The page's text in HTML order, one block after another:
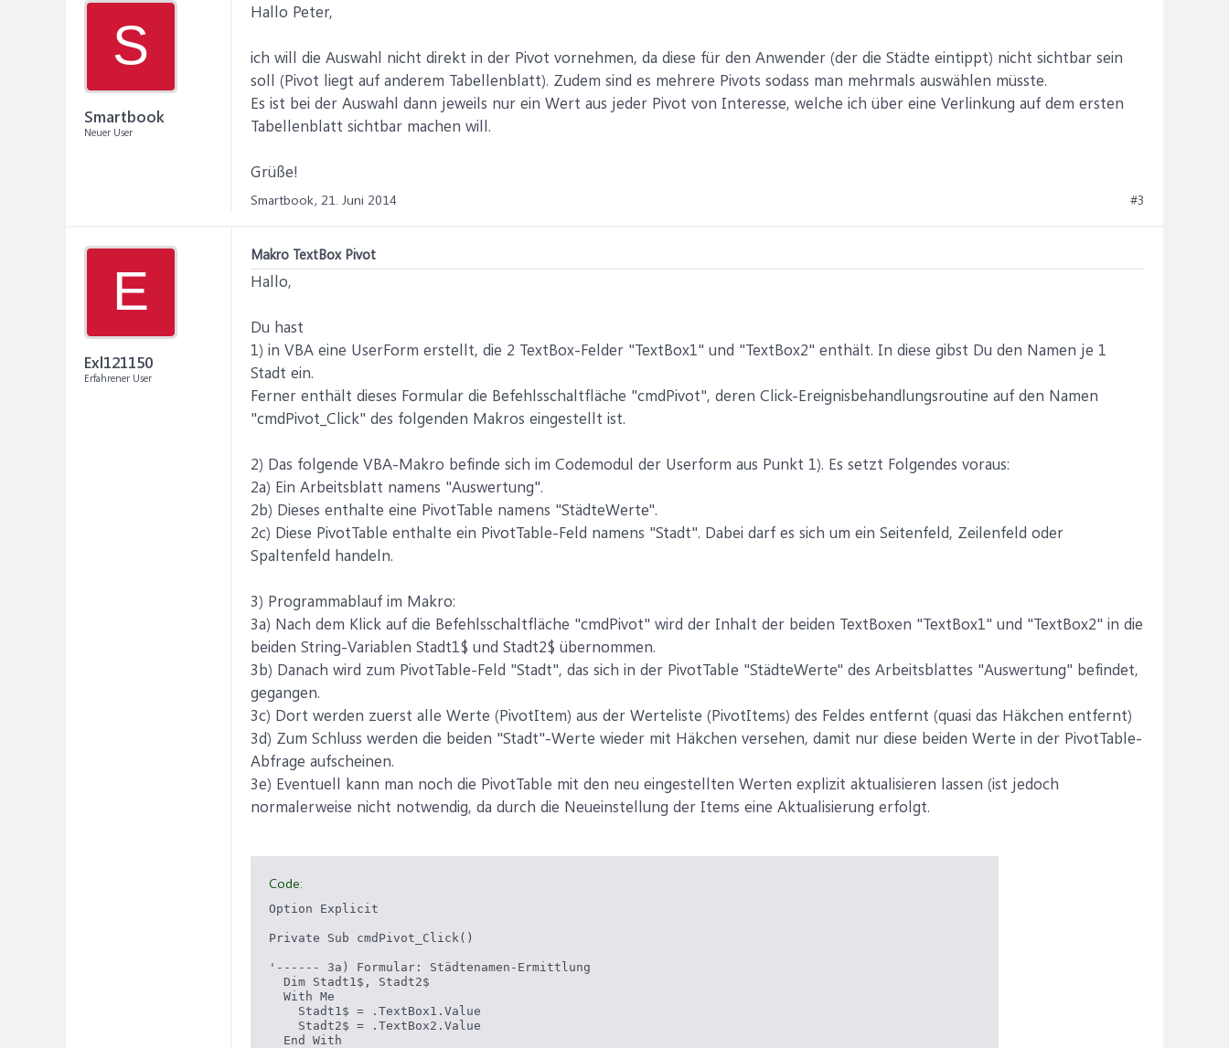
S
Smartbook
Neuer User
Hallo Peter,
ich will die Auswahl nicht direkt in der Pivot vornehmen, da diese für den Anwender (der die Städte eintippt) nicht sichtbar sein
soll (Pivot liegt auf anderem Tabellenblatt). Zudem sind es mehrere Pivots sodass man mehrmals auswählen müsste.
Es ist bei der Auswahl dann jeweils nur ein Wert aus jeder Pivot von Interesse, welche ich über eine Verlinkung auf dem ersten
Tabellenblatt sichtbar machen will.
Grüße!
Smartbook, 21. Juni 2014 #3
E
Exl121150
Erfahrener User
Makro TextBox Pivot
Hallo,
Du hast
1) in VBA eine UserForm erstellt, die 2 TextBox-Felder "TextBox1" und "TextBox2" enthält. In diese gibst Du den Namen je 1
Stadt ein.
Ferner enthält dieses Formular die Befehlsschaltfläche "cmdPivot", deren Click-Ereignisbehandlungsroutine auf den Namen
"cmdPivot_Click" des folgenden Makros eingestellt ist.
2) Das folgende VBA-Makro befinde sich im Codemodul der Userform aus Punkt 1). Es setzt Folgendes voraus:
2a) Ein Arbeitsblatt namens "Auswertung".
2b) Dieses enthalte eine PivotTable namens "StädteWerte".
2c) Diese PivotTable enthalte ein PivotTable-Feld namens "Stadt". Dabei darf es sich um ein Seitenfeld, Zeilenfeld oder
Spaltenfeld handeln.
3) Programmablauf im Makro:
3a) Nach dem Klick auf die Befehlsschaltfläche "cmdPivot" wird der Inhalt der beiden TextBoxen "TextBox1" und "TextBox2" in die
beiden String-Variablen Stadt1$ und Stadt2$ übernommen.
3b) Danach wird zum PivotTable-Feld "Stadt", das sich in der PivotTable "StädteWerte" des Arbeitsblattes "Auswertung" befindet,
gegangen.
3c) Dort werden zuerst alle Werte (PivotItem) aus der Werteliste (PivotItems) des Feldes entfernt (quasi das Häkchen entfernt)
3d) Zum Schluss werden die beiden "Stadt"-Werte wieder mit Häkchen versehen, damit nur diese beiden Werte in der PivotTable-
Abfrage aufscheinen.
3e) Eventuell kann man noch die PivotTable mit den neu eingestellten Werten explizit aktualisieren lassen (ist jedoch
normalerweise nicht notwendig, da durch die Neueinstellung der Items eine Aktualisierung erfolgt.
Code:
Option Explicit
Private Sub cmdPivot_Click()
'------ 3a) Formular: Städtenamen-Ermittlung
  Dim Stadt1$, Stadt2$
  With Me
    Stadt1$ = .TextBox1.Value
    Stadt2$ = .TextBox2.Value
  End With